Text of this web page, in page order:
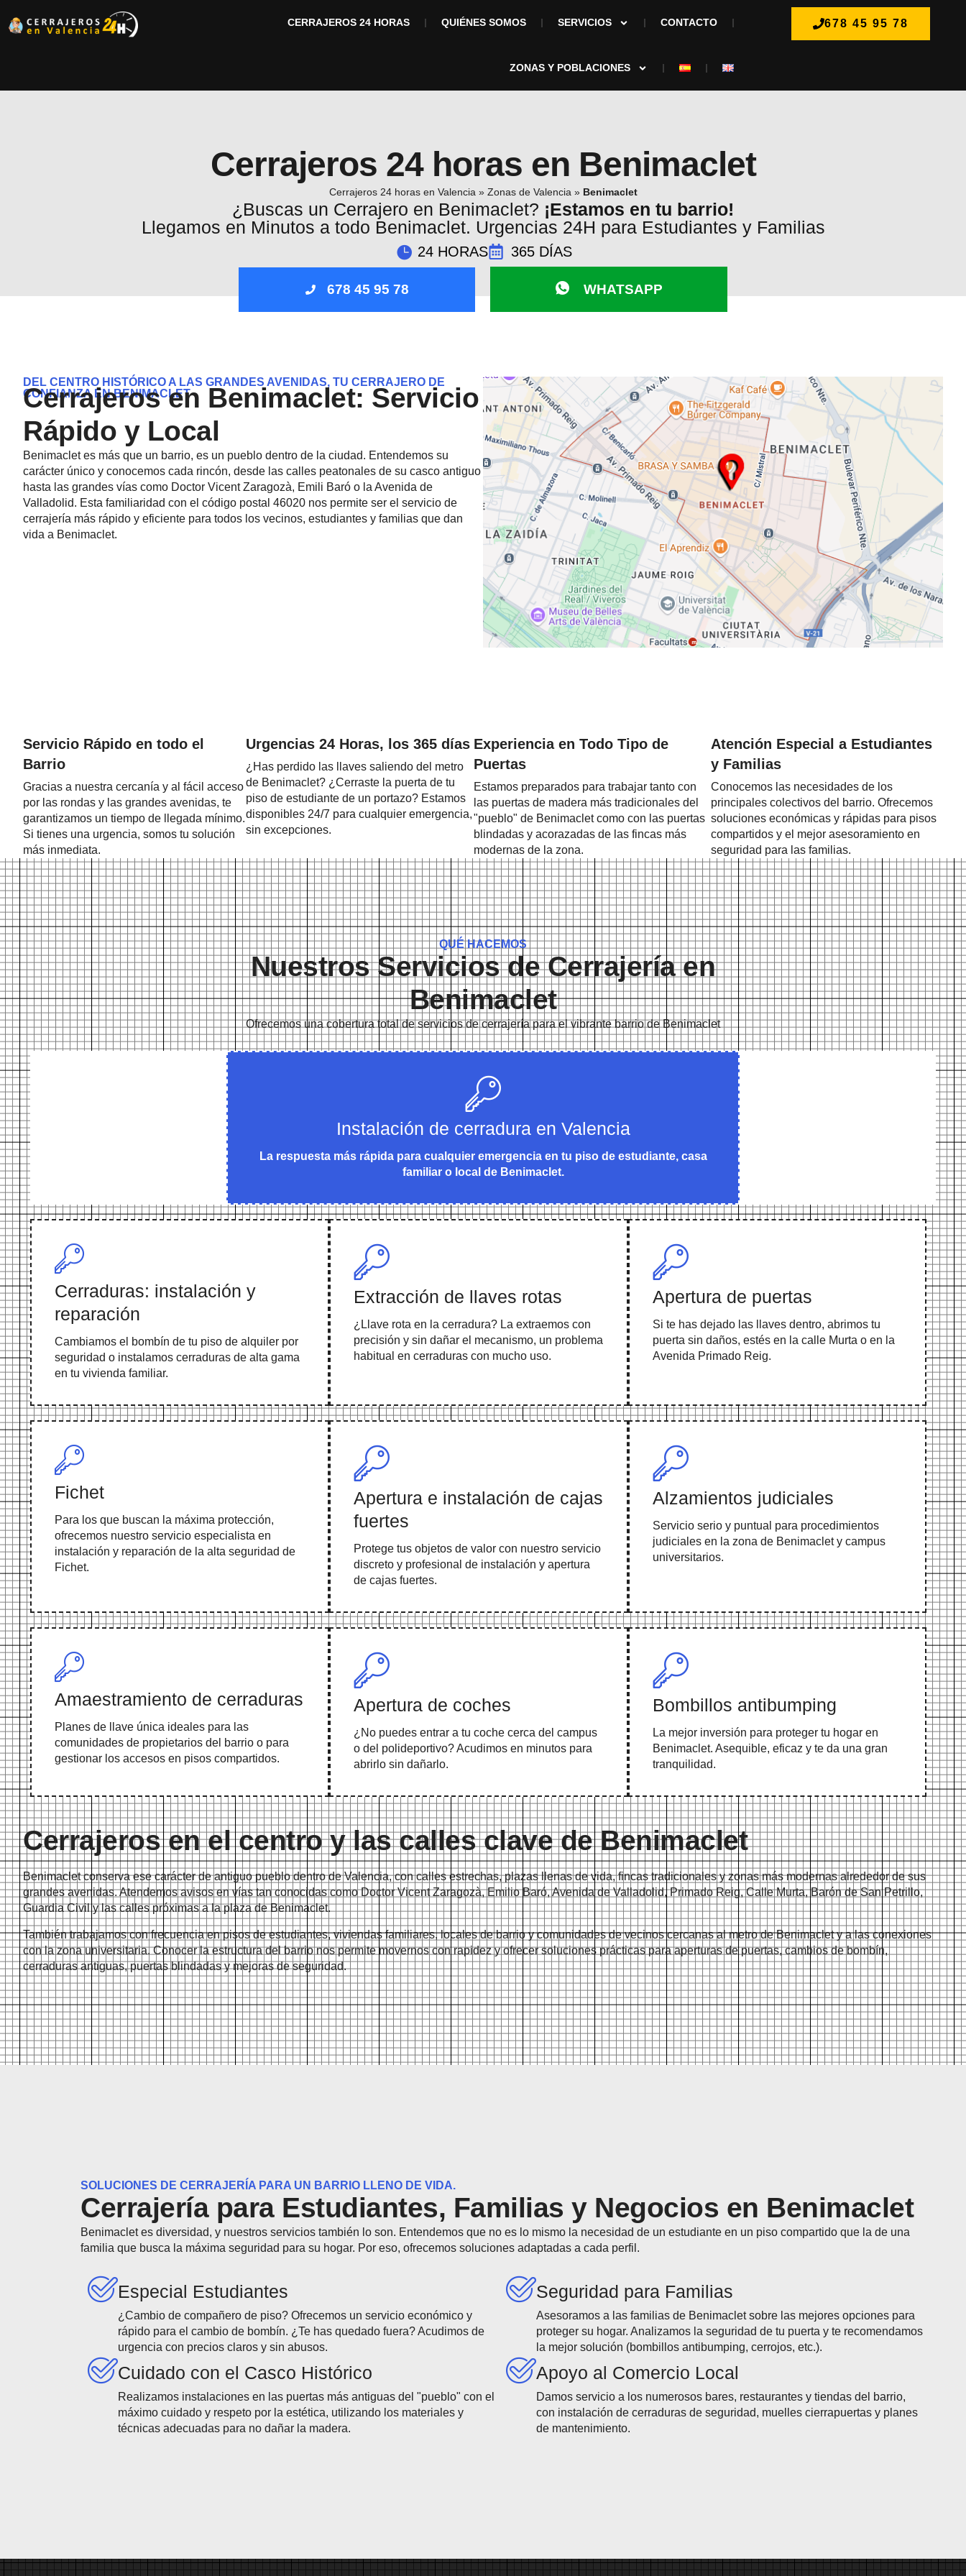
CERRAJEROS 24 HORAS QUIÉNES SOMOS SERVICIOS CONTACTO
ZONAS Y POBLACIONES
678 45 95 78
Cerrajeros 24 horas en Benimaclet
Cerrajeros 24 horas en Valencia» Zonas de Valencia» Benimaclet
¿Buscas un Cerrajero en Benimaclet? ¡Estamos en tu barrio!
Llegamos en Minutos a todo Benimaclet. Urgencias 24H para Estudiantes y Familias
24 HORAS 365 DÍAS
678 45 95 78 WHATSAPP
DEL CENTRO HISTÓRICO A LAS GRANDES AVENIDAS, TU CERRAJERO DE
CONFIANZA EN BENIMACLET
Cerrajeros en Benimaclet: Servicio
Rápido y Local
Benimaclet es más que un barrio, es un pueblo dentro de la ciudad. Entendemos su
carácter único y conocemos cada rincón, desde las calles peatonales de su casco antiguo
hasta las grandes vías como Doctor Vicent Zaragozà, Emili Baró o la Avenida de
Valladolid. Esta familiaridad con el código postal 46020 nos permite ser el servicio de
cerrajería más rápido y eficiente para todos los vecinos, estudiantes y familias que dan
vida a Benimaclet.
Servicio Rápido en todo el
Barrio
Gracias a nuestra cercanía y al fácil acceso
por las rondas y las grandes avenidas, te
garantizamos un tiempo de llegada mínimo.
Si tienes una urgencia, somos tu solución
más inmediata.
Urgencias 24 Horas, los 365 días
¿Has perdido las llaves saliendo del metro
de Benimaclet? ¿Cerraste la puerta de tu
piso de estudiante de un portazo? Estamos
disponibles 24/7 para cualquier emergencia,
sin excepciones.
Experiencia en Todo Tipo de
Puertas
Estamos preparados para trabajar tanto con
las puertas de madera más tradicionales del
"pueblo" de Benimaclet como con las puertas
blindadas y acorazadas de las fincas más
modernas de la zona.
Atención Especial a Estudiantes
y Familias
Conocemos las necesidades de los
principales colectivos del barrio. Ofrecemos
soluciones económicas y rápidas para pisos
compartidos y el mejor asesoramiento en
seguridad para las familias.
QUÉ HACEMOS
Nuestros Servicios de Cerrajería en
Benimaclet
Ofrecemos una cobertura total de servicios de cerrajería para el vibrante barrio de Benimaclet
Instalación de cerradura en Valencia
La respuesta más rápida para cualquier emergencia en tu piso de estudiante, casa
familiar o local de Benimaclet.
Cerraduras: instalación y
reparación
Cambiamos el bombín de tu piso de alquiler por
seguridad o instalamos cerraduras de alta gama
en tu vivienda familiar.
Extracción de llaves rotas
¿Llave rota en la cerradura? La extraemos con
precisión y sin dañar el mecanismo, un problema
habitual en cerraduras con mucho uso.
Apertura de puertas
Si te has dejado las llaves dentro, abrimos tu
puerta sin daños, estés en la calle Murta o en la
Avenida Primado Reig.
Fichet
Para los que buscan la máxima protección,
ofrecemos nuestro servicio especialista en
instalación y reparación de la alta seguridad de
Fichet.
Apertura e instalación de cajas
fuertes
Protege tus objetos de valor con nuestro servicio
discreto y profesional de instalación y apertura
de cajas fuertes.
Alzamientos judiciales
Servicio serio y puntual para procedimientos
judiciales en la zona de Benimaclet y campus
universitarios.
Amaestramiento de cerraduras
Planes de llave única ideales para las
comunidades de propietarios del barrio o para
gestionar los accesos en pisos compartidos.
Apertura de coches
¿No puedes entrar a tu coche cerca del campus
o del polideportivo? Acudimos en minutos para
abrirlo sin dañarlo.
Bombillos antibumping
La mejor inversión para proteger tu hogar en
Benimaclet. Asequible, eficaz y te da una gran
tranquilidad.
Cerrajeros en el centro y las calles clave de Benimaclet
Benimaclet conserva ese carácter de antiguo pueblo dentro de Valencia, con calles estrechas, plazas llenas de vida, fincas tradicionales y zonas más modernas alrededor de sus
grandes avenidas. Atendemos avisos en vías tan conocidas como Doctor Vicent Zaragozà, Emilio Baró, Avenida de Valladolid, Primado Reig, Calle Murta, Barón de San Petrillo,
Guardia Civil y las calles próximas a la plaza de Benimaclet.
También trabajamos con frecuencia en pisos de estudiantes, viviendas familiares, locales de barrio y comunidades de vecinos cercanas al metro de Benimaclet y a las conexiones
con la zona universitaria. Conocer la estructura del barrio nos permite movernos con rapidez y ofrecer soluciones prácticas para aperturas de puertas, cambios de bombín,
cerraduras antiguas, puertas blindadas y mejoras de seguridad.
SOLUCIONES DE CERRAJERÍA PARA UN BARRIO LLENO DE VIDA.
Cerrajería para Estudiantes, Familias y Negocios en Benimaclet
Benimaclet es diversidad, y nuestros servicios también lo son. Entendemos que no es lo mismo la necesidad de un estudiante en un piso compartido que la de una
familia que busca la máxima seguridad para su hogar. Por eso, ofrecemos soluciones adaptadas a cada perfil.
Especial Estudiantes
¿Cambio de compañero de piso? Ofrecemos un servicio económico y
rápido para el cambio de bombín. ¿Te has quedado fuera? Acudimos de
urgencia con precios claros y sin abusos.
Seguridad para Familias
Asesoramos a las familias de Benimaclet sobre las mejores opciones para
proteger su hogar. Analizamos la seguridad de tu puerta y te recomendamos
la mejor solución (bombillos antibumping, cerrojos, etc.).
Cuidado con el Casco Histórico
Realizamos instalaciones en las puertas más antiguas del "pueblo" con el
máximo cuidado y respeto por la estética, utilizando los materiales y
técnicas adecuadas para no dañar la madera.
Apoyo al Comercio Local
Damos servicio a los numerosos bares, restaurantes y tiendas del barrio,
con instalación de cerraduras de seguridad, muelles cierrapuertas y planes
de mantenimiento.